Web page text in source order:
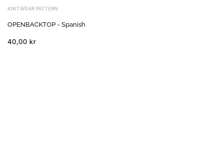
KNITWEAR PATTERN
OPENBACKTOP - Spanish
40,00 kr